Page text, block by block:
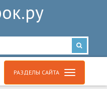
РАЗДЕЛЫ САЙТА